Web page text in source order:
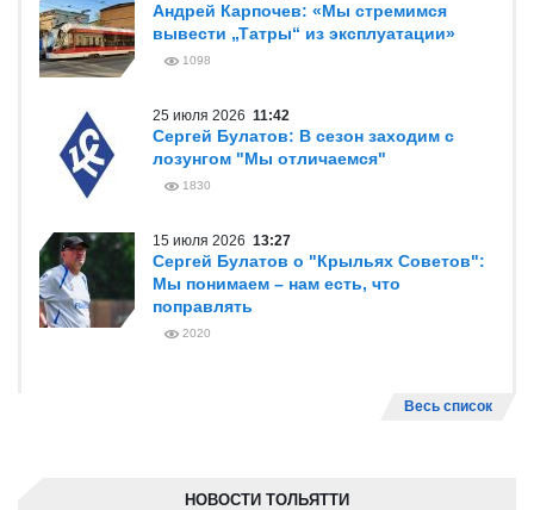
Андрей Карпочев: «Мы стремимся
вывести „Татры“ из эксплуатации»
1098
25 июля 2026 11:42
Сергей Булатов: В сезон заходим с
лозунгом "Мы отличаемся"
1830
15 июля 2026 13:27
Сергей Булатов о "Крыльях Советов":
Мы понимаем – нам есть, что
поправлять
2020
Весь список
НОВОСТИ ТОЛЬЯТТИ